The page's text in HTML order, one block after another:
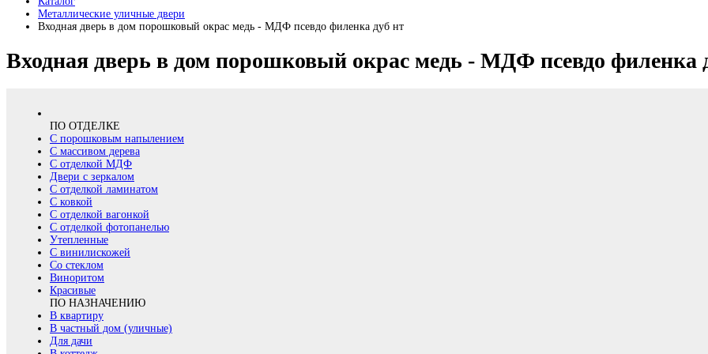
Металлические уличные двери
Входная дверь в дом порошковый окрас медь - МДФ псевдо филенка дуб нт
Входная дверь в дом порошковый окрас медь - МДФ псевдо филенка
ПО ОТДЕЛКЕ
С порошковым напылением
С массивом дерева
С отделкой МДФ
Двери с зеркалом
С отделкой ламинатом
С ковкой
С отделкой вагонкой
С отделкой фотопанелью
Утепленные
С винилискожей
Со стеклом
Виноритом
Красивые
ПО НАЗНАЧЕНИЮ
В квартиру
В частный дом (уличные)
Для дачи